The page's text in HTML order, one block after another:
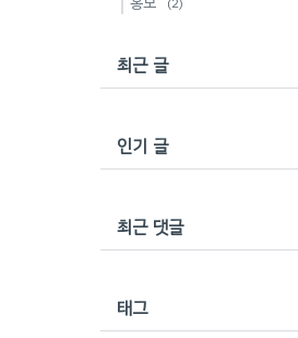
최근 글
인기 글
최근 댓글
태그